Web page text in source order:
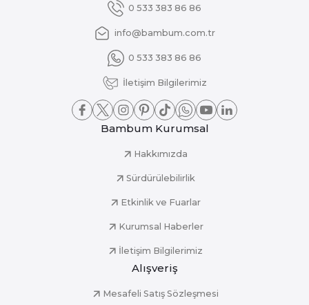
0 533 383 86 86
info@bambum.com.tr
0 533 383 86 86
İletişim Bilgilerimiz
Bambum Kurumsal
Hakkımızda
Sürdürülebilirlik
Etkinlik ve Fuarlar
Kurumsal Haberler
İletişim Bilgilerimiz
Alışveriş
Mesafeli Satış Sözleşmesi